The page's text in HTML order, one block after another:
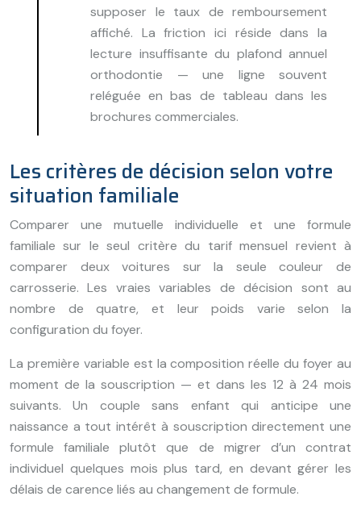
supposer le taux de remboursement
affiché. La friction ici réside dans la
lecture insuffisante du plafond annuel
orthodontie — une ligne souvent
reléguée en bas de tableau dans les
brochures commerciales.
Les critères de décision selon votre
situation familiale
Comparer une mutuelle individuelle et une formule
familiale sur le seul critère du tarif mensuel revient à
comparer deux voitures sur la seule couleur de
carrosserie. Les vraies variables de décision sont au
nombre de quatre, et leur poids varie selon la
configuration du foyer.
La première variable est la composition réelle du foyer au
moment de la souscription — et dans les 12 à 24 mois
suivants. Un couple sans enfant qui anticipe une
naissance a tout intérêt à souscription directement une
formule familiale plutôt que de migrer d’un contrat
individuel quelques mois plus tard, en devant gérer les
délais de carence liés au changement de formule.